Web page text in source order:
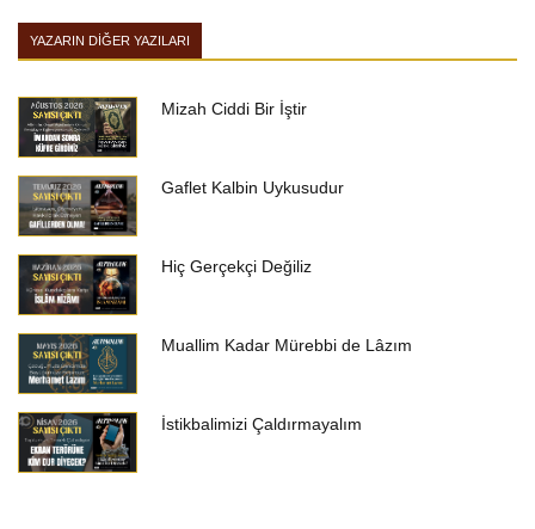
YAZARIN DIĞER YAZILARI
Mizah Ciddi Bir İştir
Gaflet Kalbin Uykusudur
Hiç Gerçekçi Değiliz
Muallim Kadar Mürebbi de Lâzım
İstikbalimizi Çaldırmayalım